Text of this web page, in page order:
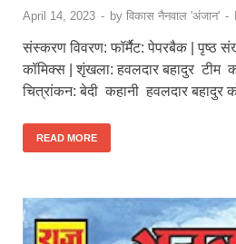
April 14, 2023 - by विकास नैनवाल 'अंजान' -
संस्करण विवरण: फॉर्मैट: पेपरबैक | पृष्ठ
कॉमिक्स | शृंखला: हवलदार बहादुर टीम
चित्रांकन: बेदी कहानी हवलदार
READ MORE